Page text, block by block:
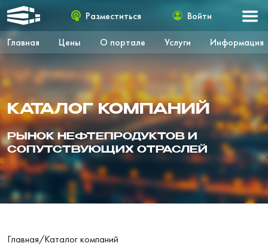
Главная Цены О портале Услуги Информация
Разместиться Войти
КАТАЛОГ КОМПАНИЙ
РЫНОК НЕФТЕПРОДУКТОВ И
СОПУТСТВУЮЩИХ ОТРАСЛЕЙ
Главная/Каталог компаний